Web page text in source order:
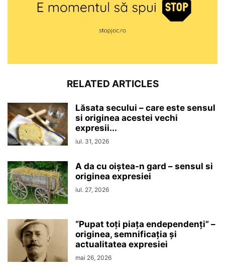
RELATED ARTICLES
Lăsata secului – care este sensul
si originea acestei vechi
expresii...
iul. 31, 2026
A da cu oiștea-n gard – sensul si
originea expresiei
iul. 27, 2026
“Pupat toţi piaţa endependenţi” –
originea, semnificaţia şi
actualitatea expresiei
mai 26, 2026